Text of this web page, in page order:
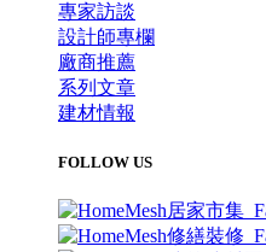
專家訪談
設計師專欄
廠商推薦
系列文章
建材情報
FOLLOW US